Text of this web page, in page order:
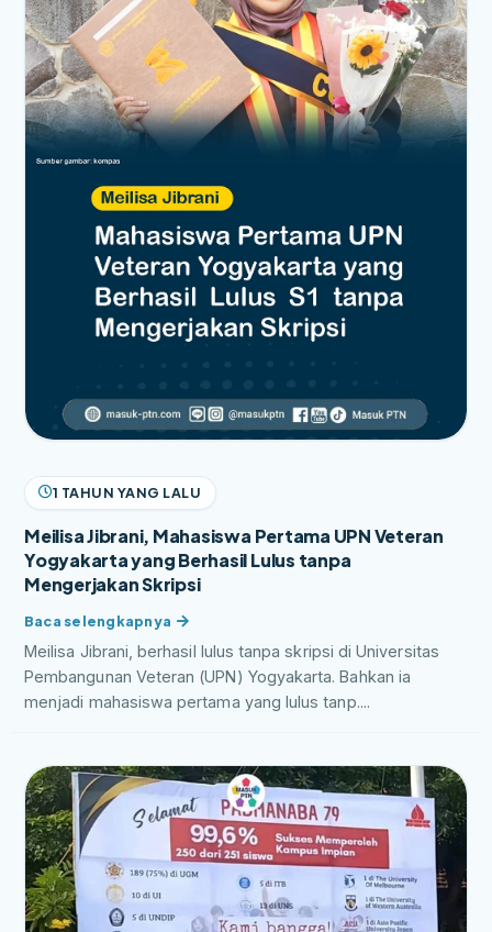
1 TAHUN YANG LALU
Meilisa Jibrani, Mahasiswa Pertama UPN Veteran
Yogyakarta yang Berhasil Lulus tanpa
Mengerjakan Skripsi
Meilisa Jibrani, berhasil lulus tanpa skripsi di Universitas
Pembangunan Veteran (UPN) Yogyakarta. Bahkan ia
menjadi mahasiswa pertama yang lulus tanp....